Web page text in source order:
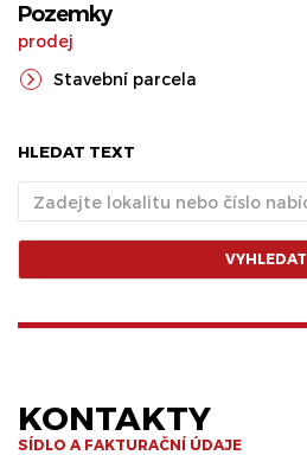
Pozemky
prodej
Stavební parcela
HLEDAT TEXT
VYHLEDAT
KONTAKTY
SÍDLO A FAKTURAČNÍ ÚDAJE